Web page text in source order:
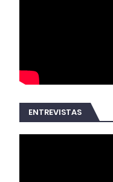
ENTREVISTAS